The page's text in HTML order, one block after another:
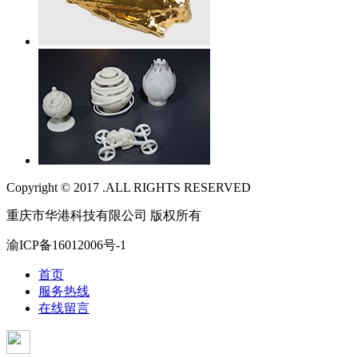
Copyright © 2017 .ALL RIGHTS RESERVED
重庆市华港科技有限公司 版权所有
渝ICP备16012006号-1
首页
服务热线
在线留言